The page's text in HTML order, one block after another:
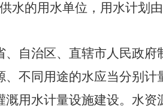
水的用水单位，用水计划
自治区、直辖市人民政府
不同用途的水应当分别计
用水计量设施建设。水资